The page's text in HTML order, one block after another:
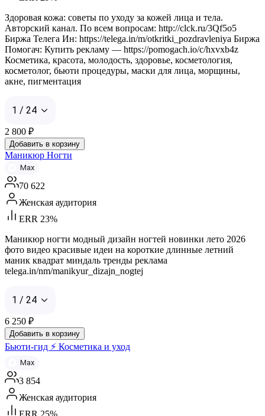
Здоровая кожа: советы по уходу за кожей лица и тела.
Авторский канал. По всем вопросам: http://clck.ru/3Qf5o5
Биржа Телега Ин: https://telega.in/m/otkritki_pozdravleniya Биржа
Помогач: Купить рекламу — https://pomogach.io/c/hxvxb4z
Косметика, красота, молодость, здоровье, косметология,
косметолог, бьюти процедуры, маски для лица, морщины,
акне, пигментация
1 / 24
2 800 ₽
Добавить в корзину
Маникюр Ногти
Max
70 622
Женская аудитория
ERR 23%
Маникюр ногти модный дизайн ногтей новинки лето 2026
фото видео красивые идеи на короткие длинные летний
маник квадрат миндаль тренды реклама
telega.in/nm/manikyur_dizajn_nogtej
1 / 24
6 250 ₽
Добавить в корзину
Бьюти-гид ⚡ Косметика и уход
Max
3 854
Женская аудитория
ERR 25%